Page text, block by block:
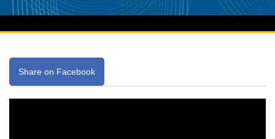
Share on Facebook